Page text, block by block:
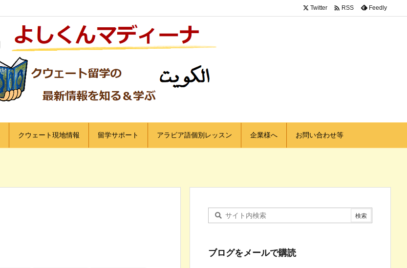
クウェート現地情報 留学サポート アラビア語個別レッスン 企業様へ お問い合わせ等
Twitter  RSS Feedly
ブログをメールで購読